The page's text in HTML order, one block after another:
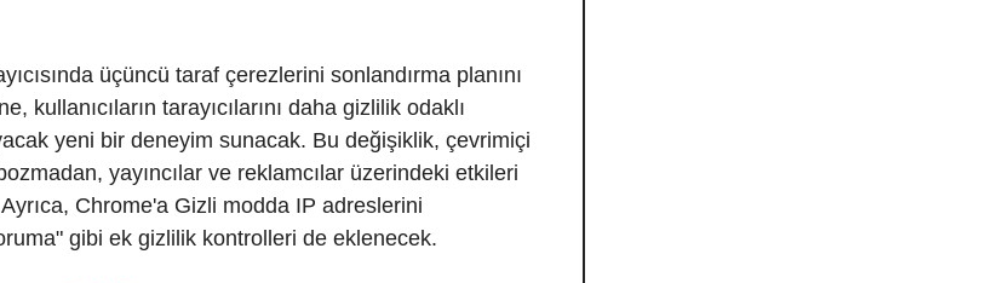
üçüncü taraf çerezlerini sonlandırma planını
kullanıcıların tarayıcılarını daha gizlilik odaklı
yeni bir deneyim sunacak. Bu değişiklik, çevrimiçi
yayıncılar ve reklamcılar üzerindeki etkileri
Chrome'a Gizli modda IP adreslerini
gibi ek gizlilik kontrolleri de eklenecek.